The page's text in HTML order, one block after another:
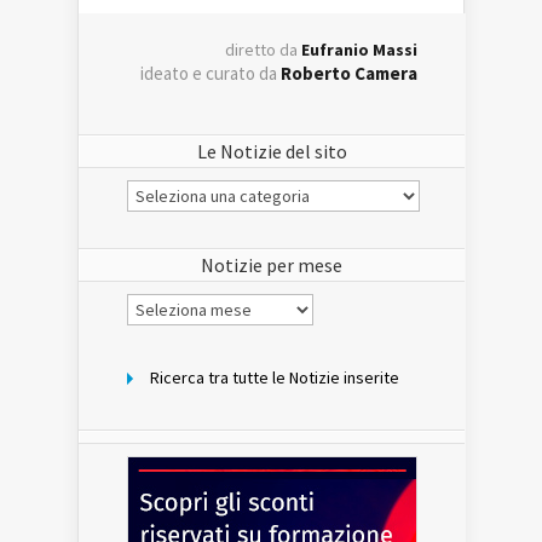
diretto da Eufranio Massi
ideato e curato da Roberto Camera
Le Notizie del sito
Le
Notizie
Notizie per mese
Notizie
per
Ricerca tra tutte le Notizie inserite